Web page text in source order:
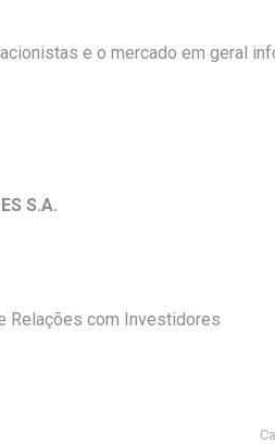
e o mercado em geral
S.A.
Relações com Investidores